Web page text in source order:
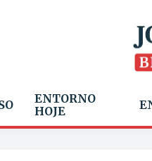
ENTORNO
HOJE